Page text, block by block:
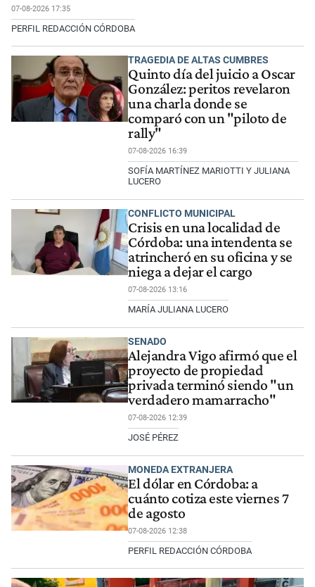
07-08-2026 17:35
PERFIL REDACCIÓN CÓRDOBA
TRAGEDIA DE ALTAS CUMBRES
Quinto día del juicio a Oscar
González: peritos revelaron
una charla donde se
comparó con un "piloto de
rally"
07-08-2026 16:39
SOFÍA MARTÍNEZ MARIOTTI Y JULIANA
LUCERO
CONFLICTO MUNICIPAL
Crisis en una localidad de
Córdoba: una intendenta se
atrincheró en su oficina y se
niega a dejar el cargo
07-08-2026 13:16
MARÍA JULIANA LUCERO
SENADO
Alejandra Vigo afirmó que el
proyecto de propiedad
privada terminó siendo "un
verdadero mamarracho"
07-08-2026 12:39
JOSÉ PÉREZ
MONEDA EXTRANJERA
El dólar en Córdoba: a
cuánto cotiza este viernes 7
de agosto
07-08-2026 12:38
PERFIL REDACCIÓN CÓRDOBA